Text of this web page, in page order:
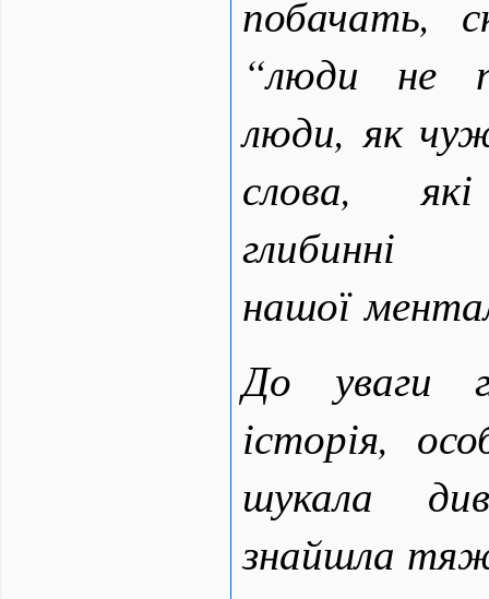
побачать,
“люди не
люди, як
слова,
нашої
До уваги
історія,
шукала
знайшла